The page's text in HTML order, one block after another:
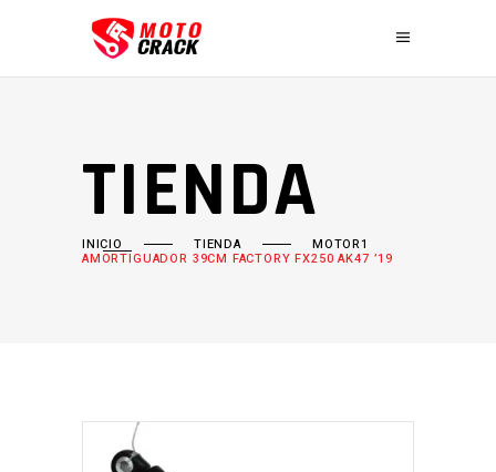
TIENDA
INICIO TIENDA MOTOR1
AMORTIGUADOR 39CM FACTORY FX250 AK47 ’19